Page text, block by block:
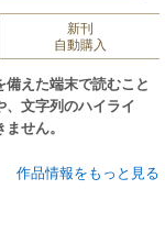
新刊
自動購入
えた端末で読むこと
文字列のハイライ
せん。
する「将棋の教科書シ
の指し方、考え方を
作品情報をもっと見る